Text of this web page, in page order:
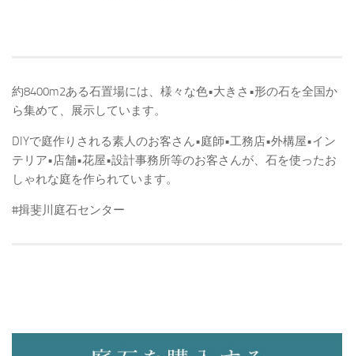
約8400m2ある石置場には、様々な色•大きさ•形の石を全国か
ら集めて、展示しています。
DIYで庭作りされる素人のお客さん•庭師•工務店•外構屋•イン
テリア•店舗•花屋•設計事務所等のお客さんが、石を使ったお
しゃれな庭を作られています。
#揖斐川庭石センター